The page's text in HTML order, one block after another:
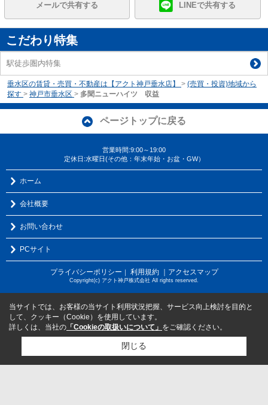
メールで共有する LINEで共有する
こだわり特集
駅徒歩圏内特集
垂水区の賃貸・売買・不動産は【アクト神戸垂水店】 > (売買・投資)地域から
探す > 神戸市垂水区 > 多聞ニューハイツ 収益
ページトップに戻る
営業時間:9:00～19:00
定休日:水曜日(その他：年末年始・お盆・GW）
ホーム
会社概要
お問い合わせ
PCサイト
プライバシーポリシー 利用規約 ｜アクセスマップ
Copyright(c) アクト神戸株式会社 All rights reserved.
当サイトでは、お客様の当サイト利用状況把握、サービス向上検討を目的と
して、クッキー（Cookie）を使用しています。
詳しくは、当社の 「Cookieの取扱いについて」 をご確認ください。
閉じる